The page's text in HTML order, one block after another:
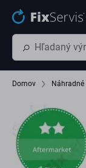
Preskočiť na hlavný
Domov Náhradné